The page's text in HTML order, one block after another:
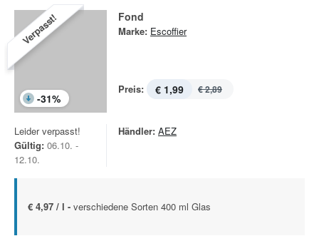
Verpasst!
-31%
Fond
Marke: Escoffier
Preis: € 1,99 € 2,89
Leider verpasst!
Gültig: 06.10. -
12.10.
Händler: AEZ
€ 4,97 / l - verschiedene Sorten 400 ml Glas